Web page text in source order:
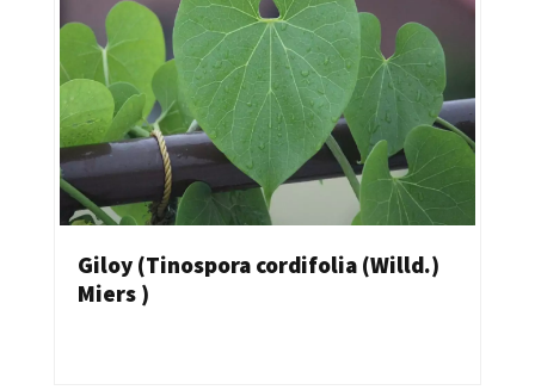
Giloy (Tinospora cordifolia (Willd.)
Miers )